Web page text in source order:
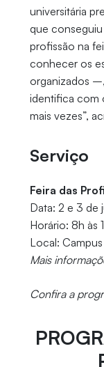
universitária
que conseguiu
profissão na
conhecer os
organizados
identifica com
mais vezes”,
Serviço
Feira das
Data: 2 e 3 de
Horário: 8h às
Local:
Mais
Confira a